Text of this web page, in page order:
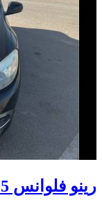
رينو فلوانس 2015